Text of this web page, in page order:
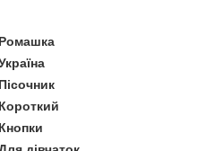
Ромашка
Пісочник
Короткий
Кнопки